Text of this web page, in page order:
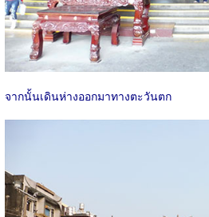
จากนั้นเดินห่างออกมาทางตะวันตก